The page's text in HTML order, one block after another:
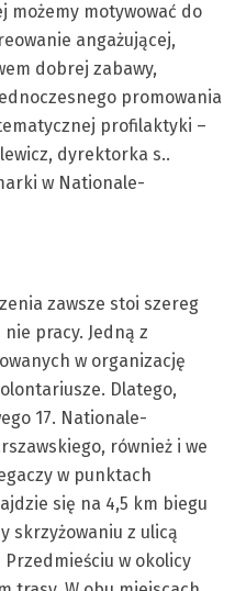
możemy motywować do
angażującej,
dobrej zabawy,
promowania
profilaktyki –
dyrektorka s..
w Nationale-
zawsze stoi szereg
pracy. Jedną z
w organizację
Dlatego,
17. Nationale-
również i we
w punktach
się na 4,5 km biegu
skrzyżowaniu z ulicą
w okolicy